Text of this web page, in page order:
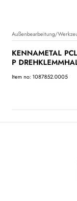
Außenbearbeitung/
KENNAMETAL
P
Item no: 1087852.0005